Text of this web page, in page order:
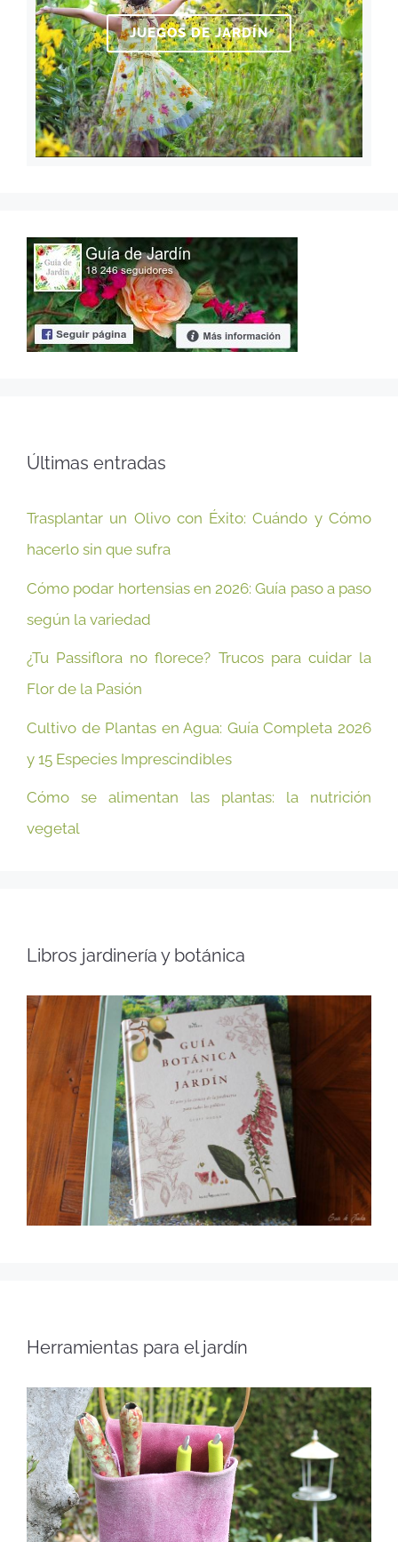
JUEGOS DE JARDÍN
Últimas entradas
Trasplantar un Olivo con Éxito: Cuándo y Cómo
hacerlo sin que sufra
Cómo podar hortensias en 2026: Guía paso a paso
según la variedad
¿Tu Passiflora no florece? Trucos para cuidar la
Flor de la Pasión
Cultivo de Plantas en Agua: Guía Completa 2026
y 15 Especies Imprescindibles
Cómo se alimentan las plantas: la nutrición
vegetal
Libros jardinería y botánica
Herramientas para el jardín